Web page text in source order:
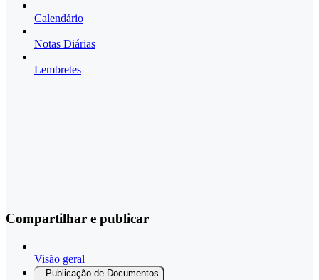
Calendário
Notas Diárias
Lembretes
Compartilhar e publicar
Visão geral
Publicação de Documentos